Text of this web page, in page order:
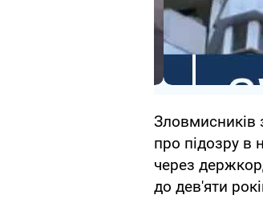
Зловмисників
про підозру в
через
до дев'яти